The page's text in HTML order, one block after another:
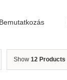
Bemutatkozás
Show 12 Products